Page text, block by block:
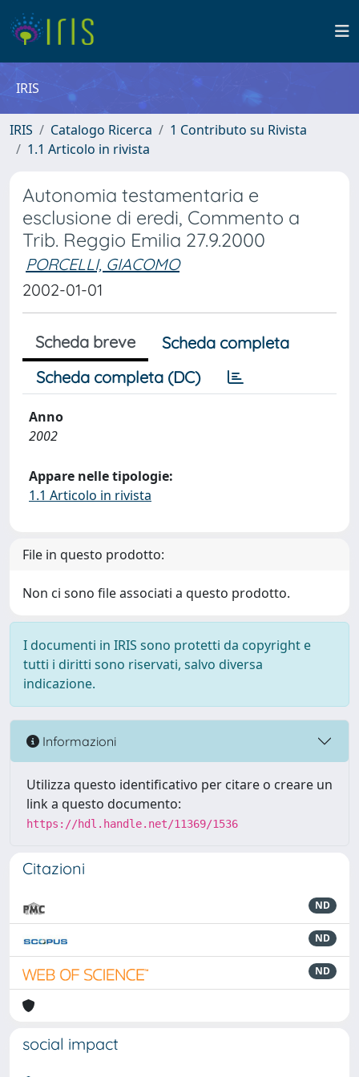
IRIS
IRIS Catalogo Ricerca
1 Contributo su Rivista
1.1 Articolo in rivista
Autonomia testamentaria e
esclusione di eredi, Commento a
Trib. Reggio Emilia 27.9.2000
PORCELLI, GIACOMO
2002-01-01
Scheda breve
Scheda completa
Scheda completa (DC)
Anno
2002
Appare nelle tipologie:
1.1 Articolo in rivista
File in questo prodotto:
Non ci sono file associati a questo prodotto.
I documenti in IRIS sono protetti da copyright e
tutti i diritti sono riservati, salvo diversa
indicazione.
Informazioni
Utilizza questo identificativo per citare o creare un
link a questo documento:
https://hdl.handle.net/11369/1536
Citazioni
ND
ND
ND
social impact